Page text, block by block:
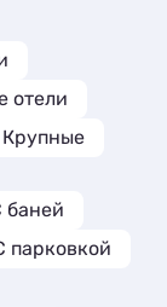
отели
Крупные
баней
парковкой